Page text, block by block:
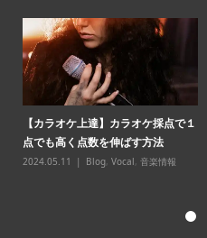
【カラオケ上達】カラオケ採点で１
点でも高く点数を伸ばす方法
2024.05.11 Blog, Vocal, 音楽情報